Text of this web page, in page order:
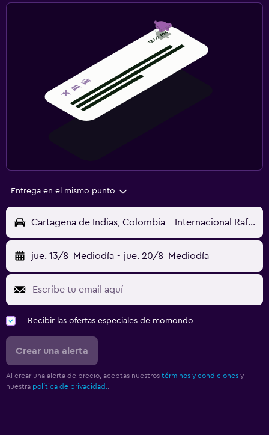
Entrega en el mismo punto
Cartagena de Indias, Colombia - Internacional Rafael Núñez (CTG)
jue. 13/8 Mediodía - jue. 20/8 Mediodía
Recibir las ofertas especiales de momondo
Crear una alerta
Al crear una alerta de precio, aceptas nuestros términos y condiciones y
nuestra política de privacidad..